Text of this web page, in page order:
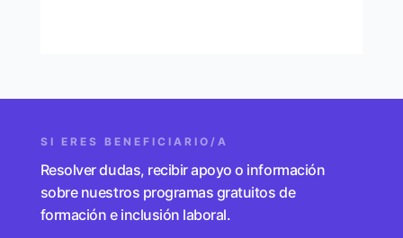
SI ERES BENEFICIARIO/A
Resolver dudas, recibir apoyo o información
sobre nuestros programas gratuitos de
formación e inclusión laboral.